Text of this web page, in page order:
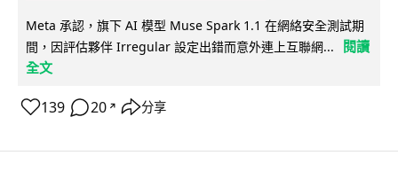
Meta 承認，旗下 AI 模型 Muse Spark 1.1 在網絡安全測試期
間，因評估夥伴 Irregular 設定出錯而意外連上互聯網...
閱讀
全文
139 20 ↗ 分享